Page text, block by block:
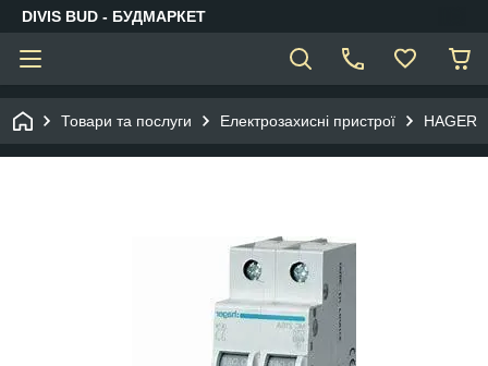
DIVIS BUD - БУДМАРКЕТ
Товари та послуги Електрозахисні пристрої HAGER